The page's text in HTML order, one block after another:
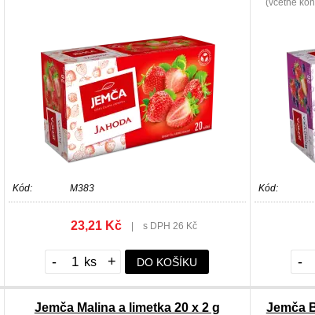
Kód: M383
23,21 Kč s DPH 26 Kč
- + DO KOŠÍKU
(včetně
Kód:
-
Jemča Malina a limetka 20 x 2 g Jemča